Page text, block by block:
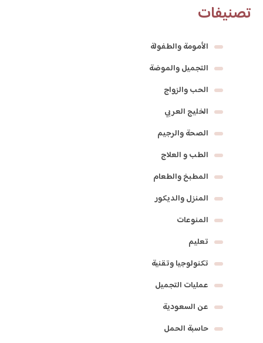
تصنيفات
الأمومة والطفولة
التجميل والموضة
الحب والزواج
الخليج العربي
الصحة والرجيم
الطب و العلاج
المطبخ والطعام
المنزل والديكور
المنوعات
تعليم
تكنولوجيا وتقنية
عمليات التجميل
عن السعودية
حاسبة الحمل